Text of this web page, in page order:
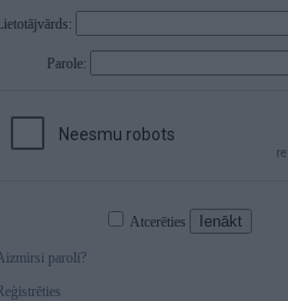
Lietotājvārds:
Parole:
Atcerēties
paroli?
Reģistrēties